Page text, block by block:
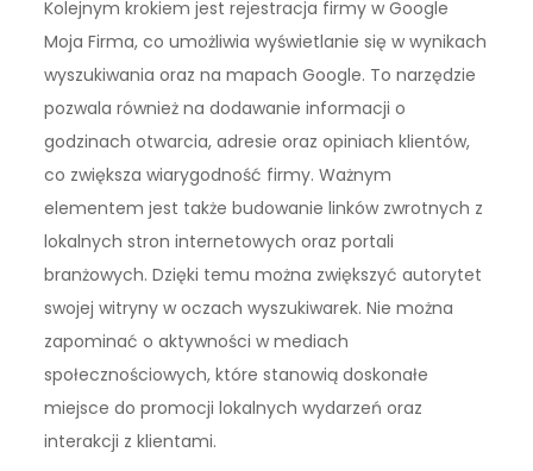
Kolejnym krokiem jest rejestracja firmy w Google
Moja Firma, co umożliwia wyświetlanie się w wynikach
wyszukiwania oraz na mapach Google. To narzędzie
pozwala również na dodawanie informacji o
godzinach otwarcia, adresie oraz opiniach klientów,
co zwiększa wiarygodność firmy. Ważnym
elementem jest także budowanie linków zwrotnych z
lokalnych stron internetowych oraz portali
branżowych. Dzięki temu można zwiększyć autorytet
swojej witryny w oczach wyszukiwarek. Nie można
zapominać o aktywności w mediach
społecznościowych, które stanowią doskonałe
miejsce do promocji lokalnych wydarzeń oraz
interakcji z klientami.